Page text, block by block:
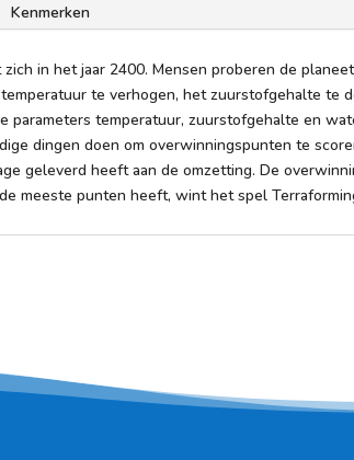
Kenmerken
in het jaar 2400. Mensen proberen de
te verhogen, het zuurstofgehalte te
parameters temperatuur, zuurstofgehalte en
dingen doen om overwinningspunten te
geleverd heeft aan de omzetting. De
meeste punten heeft, wint het spel